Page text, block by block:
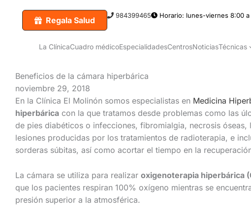
Regala Salud
984399465 Horario: lunes-viernes 8:00 a
La ClínicaCuadro médicoEspecialidadesCentrosNoticiasTécnicas
Beneficios de la cámara hiperbárica
noviembre 29, 2018
En la Clínica El Molinón somos especialistas en Medicina
hiperbáricacon la que tratamos desde problemas como las
de pies diabéticos o infecciones, fibromialgia, necrosis óseas,
lesiones producidas por los tratamientos de radioterapia, e
sorderas súbitas, así como acortar el tiempo en la
La cámara se utiliza para realizar oxigenoterapia hiperbárica
que los pacientes respiran 100% oxígeno mientras se
presión superior a la atmosférica.